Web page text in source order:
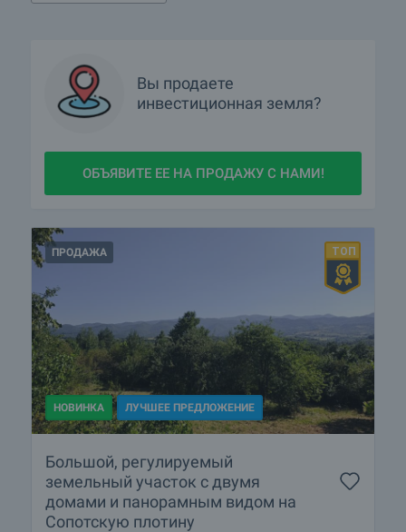
Вы продаете
инвестиционная земля?
ОБЪЯВИТЕ ЕЕ НА ПРОДАЖУ С НАМИ!
ПРОДАЖА
НОВИНКА ЛУЧШЕЕ ПРЕДЛОЖЕНИЕ
Большой, регулируемый
земельный участок с двумя
домами и панорамным видом на
Сопотскую плотину